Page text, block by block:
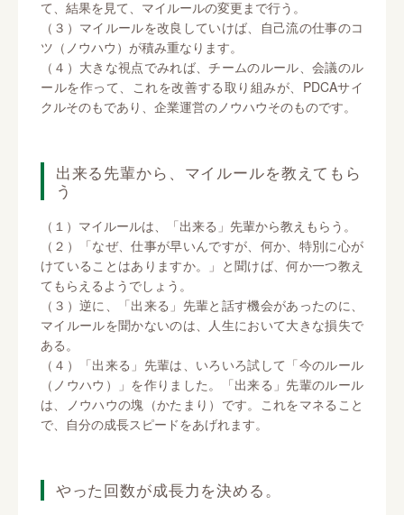
て、結果を見て、マイルールの変更まで行う。
（３）マイルールを改良していけば、自己流の仕事のコ
ツ（ノウハウ）が積み重なります。
（４）大きな視点でみれば、チームのルール、会議のル
ールを作って、これを改善する取り組みが、PDCAサイ
クルそのもであり、企業運営のノウハウそのものです。
出来る先輩から、マイルールを教えてもら
う
（１）マイルールは、「出来る」先輩から教えもらう。
（２）「なぜ、仕事が早いんですが、何か、特別に心が
けていることはありますか。」と聞けば、何か一つ教え
てもらえるようでしょう。
（３）逆に、「出来る」先輩と話す機会があったのに、
マイルールを聞かないのは、人生において大きな損失で
ある。
（４）「出来る」先輩は、いろいろ試して「今のルール
（ノウハウ）」を作りました。「出来る」先輩のルール
は、ノウハウの塊（かたまり）です。これをマネること
で、自分の成長スピードをあげれます。
やった回数が成長力を決める。